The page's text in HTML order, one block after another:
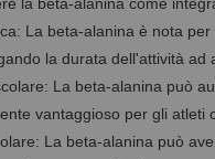
la beta-alanina come
La beta-alanina è nota
la durata dell'attività ad
La beta-alanina può
vantaggioso per gli
La beta-alanina può